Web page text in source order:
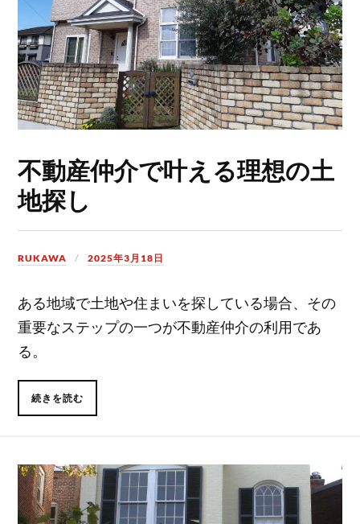
不動産仲介で叶える理想の土
地探し
RUKAWA 2025年3月18日
ある地域で土地や住まいを探している場合、その
重要なステップの一つが不動産仲介の利用であ
る。
続きを読む